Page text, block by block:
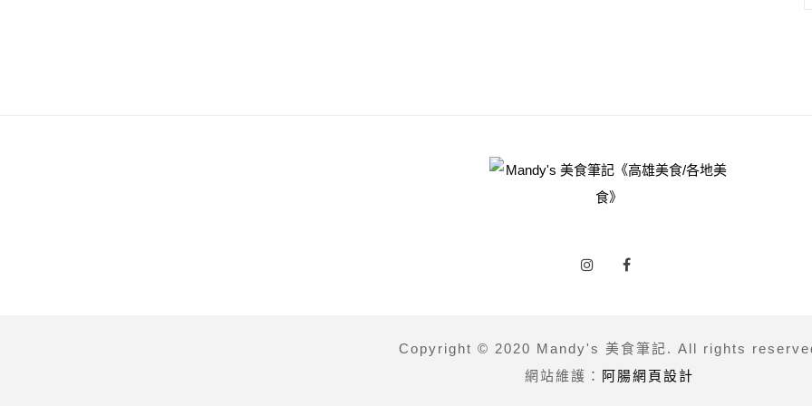
Copyright © 2020 Mandy's 美食筆記. All rights
網站維護： 阿腸網頁設計